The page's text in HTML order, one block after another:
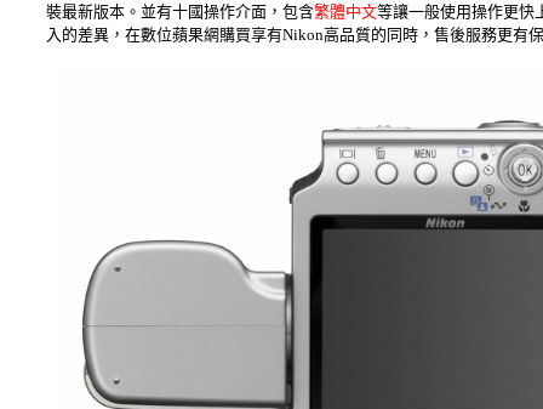
裝最新版本。並有十國操作介面，包含繁體中文等讓一般使用操作更快
入的差異，在數位蘋果網購買享有Nikon高品質的同時，售後服務更有